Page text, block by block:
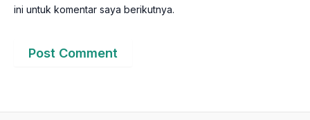
ini untuk komentar saya berikutnya.